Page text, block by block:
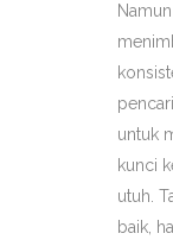
untuk
kunci
utuh.
baik,